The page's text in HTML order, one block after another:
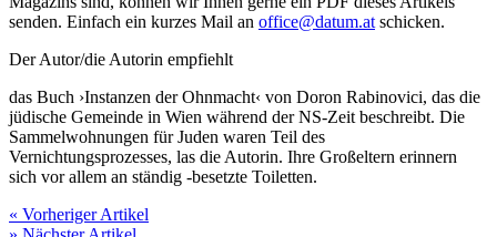
senden. Einfach ein kurzes Mail an office@datum.at schicken.
Der Autor/die Autorin empfiehlt
das Buch ›Instanzen der Ohnmacht‹ von Doron Rabinovici, das die
jüdische Gemeinde in Wien während der NS-Zeit beschreibt. Die
Sammelwohnungen für Juden waren Teil des
Vernichtungsprozesses, las die Autorin. Ihre Großeltern erinnern
sich vor allem an ständig -besetzte Toiletten.
« Vorheriger Artikel